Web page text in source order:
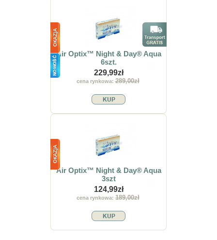
Air Optix™ Night & Day® Aqua
6szt.
229,99zł
cena rynkowa:289,00zł
Air Optix™ Night & Day® Aqua
3szt
124,99zł
cena rynkowa:189,00zł